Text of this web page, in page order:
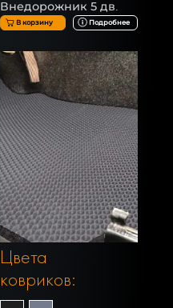
Внедорожник 5 дв.
В корзину Подробнее
Цвета
ковриков: